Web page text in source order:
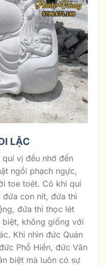
LẶC
vị đều nhớ đến
ngồi phạch ngực,
toe toét. Có khi quí
con nít, đứa thì
đứa thì thọc lét
không giống với
Khi nhìn đức Quán
Phổ Hiền, đức Văn
biệt mà luôn có sự